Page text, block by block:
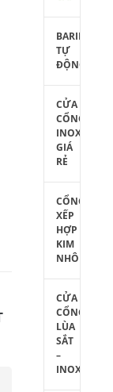
BARIE
TỰ
ĐỘNG
CỬA
CỔNG
INOX
GIÁ
RẺ
CỔNG
XẾP
HỢP
KIM
NHÔM
CỬA
CỔNG
LÙA
SẮT
–
INOX